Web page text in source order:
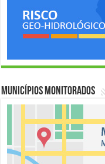
Municípios Monitorados